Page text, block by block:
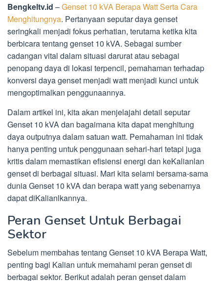
Bengkeltv.id –Genset 10 kVA Berapa Watt Serta Cara
Menghitungnya. Pertanyaan seputar daya genset
seringkali menjadi fokus perhatian, terutama ketika kita
berbicara tentang genset 10 kVA. Sebagai sumber
cadangan vital dalam situasi darurat atau sebagai
penopang daya di lokasi terpencil, pemahaman terhadap
konversi daya genset menjadi watt menjadi kunci untuk
mengoptimalkan penggunaannya.
Dalam artikel ini, kita akan menjelajahi detail seputar
Genset 10 kVA dan bagaimana kita dapat menghitung
daya outputnya dalam satuan watt. Pemahaman ini tidak
hanya penting untuk penggunaan sehari-hari tetapi juga
kritis dalam memastikan efisiensi energi dan keKalianlan
genset di berbagai situasi. Mari kita selami bersama-sama
dunia Genset 10 kVA dan berapa watt yang sebenarnya
dapat diKalianlkannya.
Peran Genset Untuk Berbagai
Sektor
Sebelum membahas tentang Genset 10 kVA Berapa Watt,
penting bagi Kalian untuk memahami peran genset di
berbagai sektor. Berikut adalah peran genset dalam